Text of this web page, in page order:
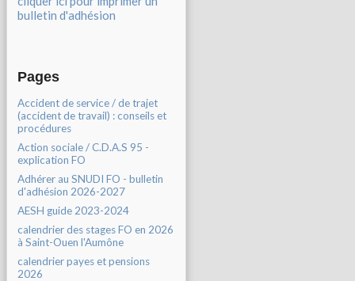
bulletin d'adhésion
Pages
Accident de service / de trajet
(accident de travail) : conseils et
procédures
Action sociale / C.D.A.S 95 -
explication FO
Adhérer au SNUDI FO - bulletin
d'adhésion 2026-2027
AESH guide 2023-2024
calendrier des stages FO en 2026
à Saint-Ouen l'Aumône
calendrier payes et pensions
2026